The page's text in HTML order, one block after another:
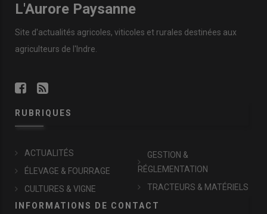
L'Aurore Paysanne
Site d'actualités agricoles, viticoles et rurales destinées aux
agriculteurs de l'Indre.
RUBRIQUES
ACTUALITÉS
ÉLEVAGE & FOURRAGE
CULTURES & VIGNE
GESTION &
RÉGLEMENTATION
TRACTEURS & MATÉRIELS
INFORMATIONS DE CONTACT